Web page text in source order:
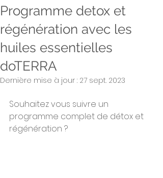
Programme detox et
régénération avec les
huiles essentielles
doTERRA
Dernière mise à jour : 27 sept. 2023
Souhaitez vous suivre un
programme complet de détox et
régénération ?